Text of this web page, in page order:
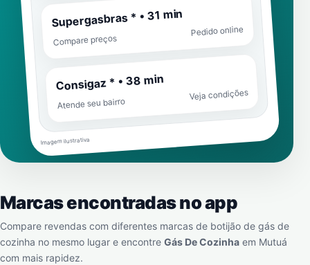
Supergasbras * • 31 min
Compare preços
Pedido online
Consigaz * • 38 min
Atende seu bairro
Veja condições
Imagem ilustrativa
Marcas encontradas no app
Compare revendas com diferentes marcas de botijão de gás de
cozinha no mesmo lugar e encontre Gás De Cozinha em Mutuá
com mais rapidez.